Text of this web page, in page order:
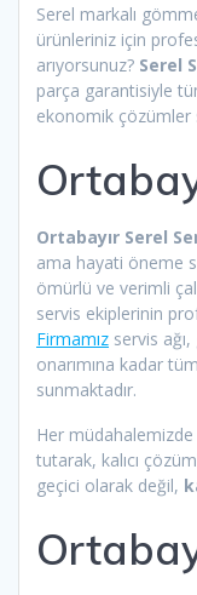
Serel markalı
ürünleriniz için
arıyorsunuz? Serel
parça garantisiyle
ekonomik çözümler
Ortabayır Serel
ama hayati öneme
ömürlü ve verimli
servis ekiplerinin
Firmamız servis
onarımına kadar
sunmaktadır.
Her
tutarak, kalıcı
geçici olarak değil,